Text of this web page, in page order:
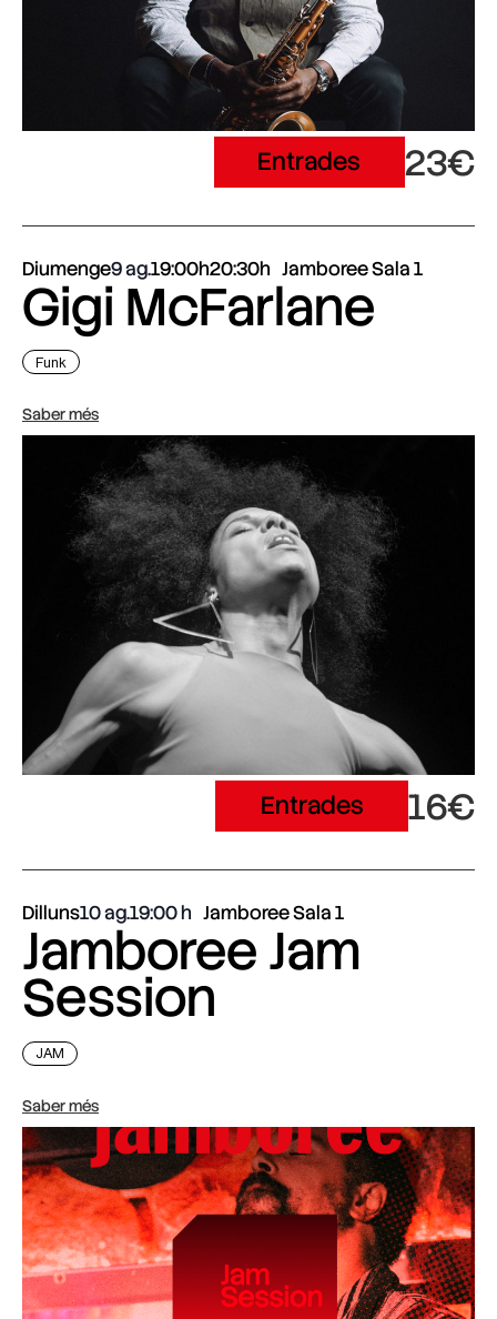
Entrades 23€
Diumenge9 ag.19:00h20:30h Jamboree Sala 1
Gigi McFarlane
Funk
Saber més
Entrades 16€
Dilluns10 ag.19:00 Jamboree Sala 1
Jamboree Jam
Session
JAM
Saber més